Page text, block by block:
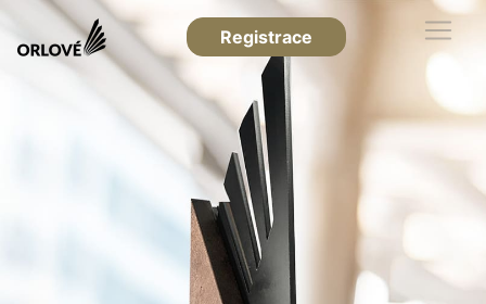
Registrace